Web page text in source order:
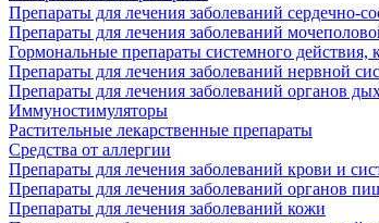
Препараты для лечения заболеваний сердечно-
Препараты для лечения заболеваний
Гормональные препараты системного
Препараты для лечения заболеваний нервной
Препараты для лечения заболеваний органов
Иммуностимуляторы
Растительные лекарственные препараты
Средства от аллергии
Препараты для лечения заболеваний крови и
Препараты для лечения заболеваний органов
Препараты для лечения заболеваний кожи